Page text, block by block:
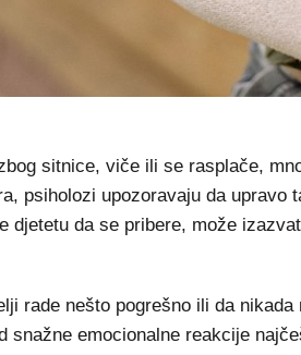
sitnice, viče ili se rasplače,
psiholozi upozoravaju da upravo
djetetu da se pribere, može
rade nešto pogrešno ili da
snažne emocionalne reakcije